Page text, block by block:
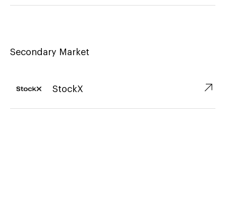
Secondary Market
StockX ↗︎